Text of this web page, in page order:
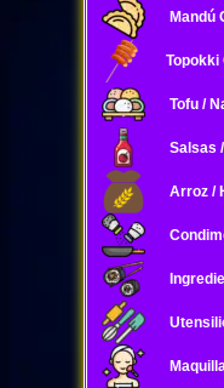
Mandú
Topokki
Tofu /
Salsas
Arroz /